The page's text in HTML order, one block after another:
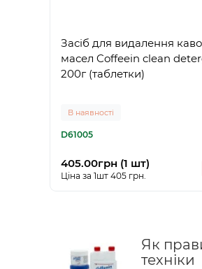
Засіб для видалення
масел Coffeein clean
200г (таблетки)
В наявності
D61005
405.00грн (1 шт)
Ціна за 1шт 405 грн.
Як
техніки